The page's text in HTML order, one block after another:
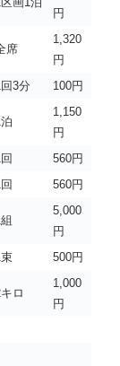
円
席
1,320
円
3分 100円
1,150
円
560円
560円
5,000
円
500円
ロ
1,000
円